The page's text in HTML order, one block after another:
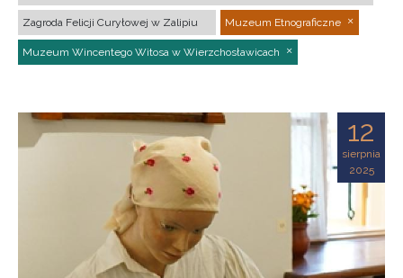
Zagroda Felicji Curyłowej w Zalipiu Muzeum Etnograficzne
Muzeum Wincentego Witosa w Wierzchosławicach
12
sierpnia
2025